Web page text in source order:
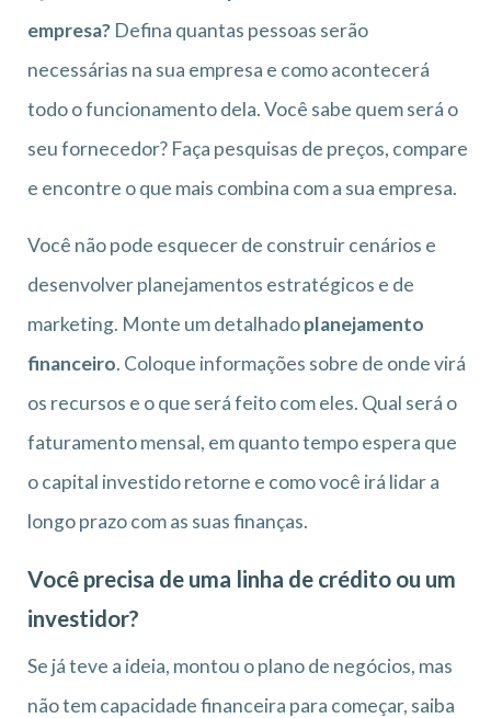
empresa? Defina quantas pessoas serão
necessárias na sua empresa e como acontecerá
todo o funcionamento dela. Você sabe quem será o
seu fornecedor? Faça pesquisas de preços, compare
e encontre o que mais combina com a sua empresa.
Você não pode esquecer de construir cenários e
desenvolver planejamentos estratégicos e de
marketing. Monte um detalhadoplanejamento
financeiro. Coloque informações sobre de onde virá
os recursos e o que será feito com eles. Qual será o
faturamento mensal, em quanto tempo espera que
o capital investido retorne e como você irá lidar a
longo prazo com as suas finanças.
Você precisa de uma linha de crédito ou um
investidor?
Se já teve a ideia, montou o plano de negócios, mas
não tem capacidade financeira para começar, saiba